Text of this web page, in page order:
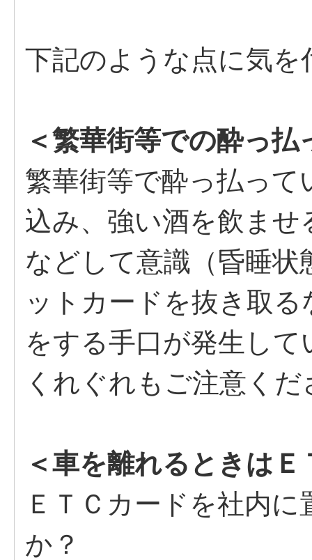
下記のような点に気を
＜繁華街等での酔っ
繁華街等で酔っ払っ
込み、強い酒を飲ま
などして意識（昏睡
ットカードを抜き取
をする手口が発生して
くれぐれもご注意くだ
＜車を離れるときは
ＥＴＣカードを社内
か？